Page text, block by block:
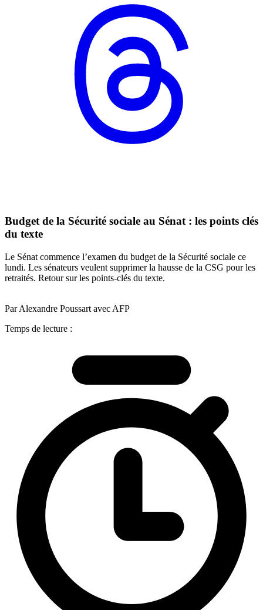
Budget de la Sécurité sociale au Sénat : les points clés
du texte
Le Sénat commence l’examen du budget de la Sécurité sociale ce
lundi. Les sénateurs veulent supprimer la hausse de la CSG pour les
retraités. Retour sur les points-clés du texte.
Par Alexandre Poussart avec AFP
Temps de lecture :